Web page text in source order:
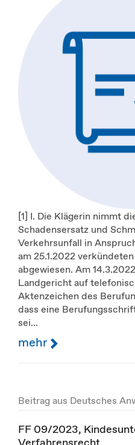
[1] I. Die Klägerin nimmt
Schadensersatz und
Verkehrsunfall in
am 25.1.2022
abgewiesen. Am
Landgericht auf
Aktenzeichen des
dass eine
sei...
mehr
Beitrag aus Deutsches
FF 09/2023,